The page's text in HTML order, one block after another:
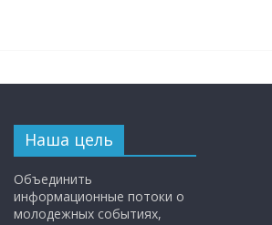
Наша цель
Объединить
информационные потоки о
молодежных событиях,